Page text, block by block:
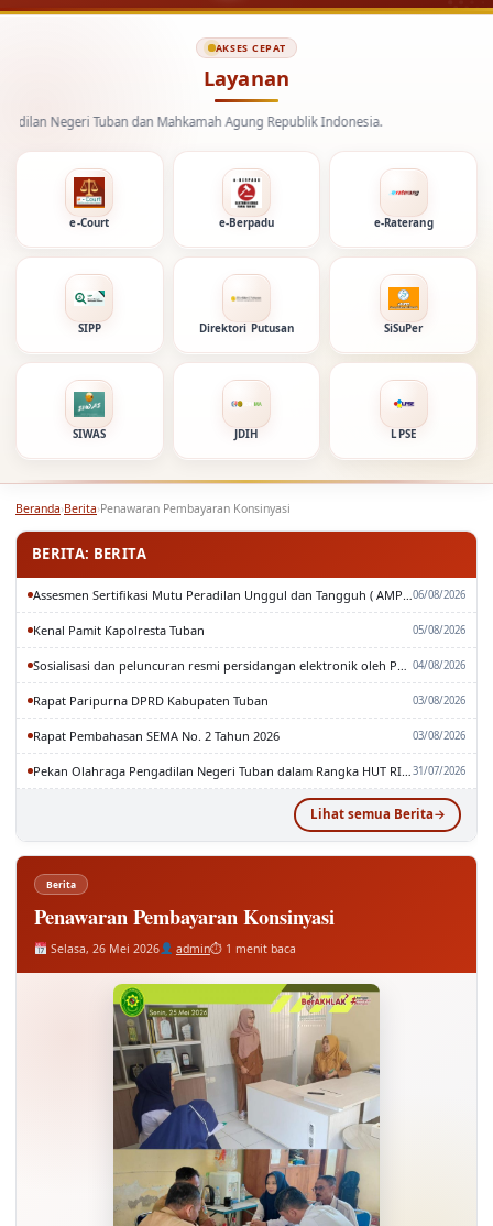
AKSES CEPAT
Layanan
Tuban dan Mahkamah Agung Republik Indonesia.
e-Court e-Berpadu e-Raterang
SIPP Direktori Putusan SiSuPer
SIWAS JDIH LPSE
Beranda›Berita›Penawaran Pembayaran Konsinyasi
BERITA: BERITA
06/08/2026
Kenal Pamit Kapolresta Tuban 05/08/2026
04/08/2026
Rapat Paripurna DPRD Kabupaten Tuban 03/08/2026
Rapat Pembahasan SEMA No. 2 Tahun 2026 03/08/2026
31/07/2026
Lihat semua Berita
Berita
Penawaran Pembayaran Konsinyasi
Selasa, 26 Mei 2026 admin⏱ 1 menit baca